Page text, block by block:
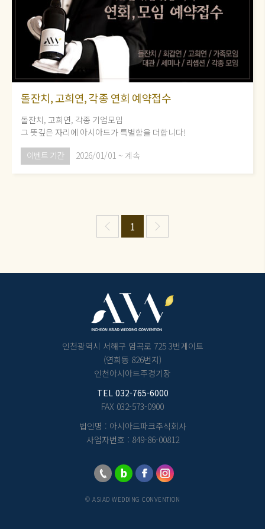
돌잔치, 고희연, 각종 연회 예약접수
돌잔치, 고희연, 각종 기업모임
그 뜻깊은 자리에 아시아드가 특별함을 더합니다!
이벤트 기간
2026/01/01 ~ 계속
1
인천광역시 서해구 염곡로 725 3번게이트
(연희동 826번지)
인천아시아드주경기장
TEL 032-765-6000
FAX 032-573-0900
법인명 : 아시아드파크주식회사
사업자번호 : 849-86-00812
© ASIAD WEDDING CONVENTION